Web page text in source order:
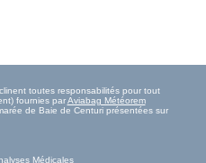
toutes responsabilités pour tout
fournies parAviabag Météorem
de Baie de Centuri présentées sur
Médicales